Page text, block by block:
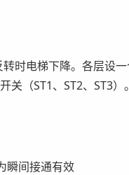
时电梯下降。各层设一
（ST1、ST2、ST3）。
瞬间接通有效